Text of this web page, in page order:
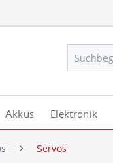
Akkus Elektronik
Servos